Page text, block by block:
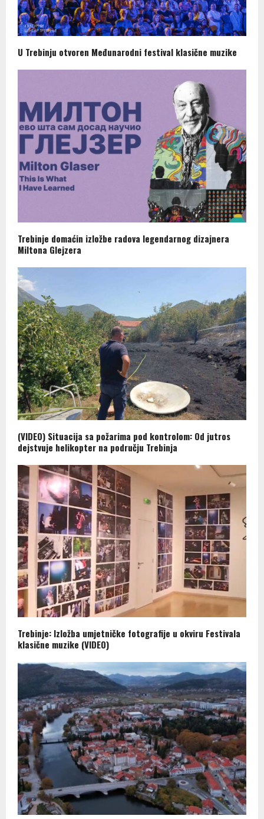
U Trebinju otvoren Međunarodni festival klasične muzike
Trebinje domaćin izložbe radova legendarnog dizajnera
Miltona Glejzera
(VIDEO) Situacija sa požarima pod kontrolom: Od jutros
dejstvuje helikopter na području Trebinja
Trebinje: Izložba umjetničke fotografije u okviru Festivala
klasične muzike (VIDEO)